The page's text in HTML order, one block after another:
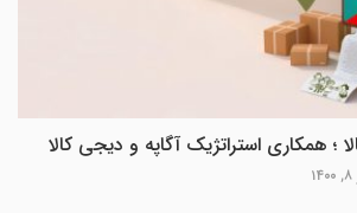
؛ همکاری استراتژیک آگاپه و دیجی کالا